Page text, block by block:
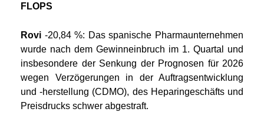
FLOPS
Rovi -20,84 %: Das spanische Pharmaunternehmen
wurde nach dem Gewinneinbruch im 1. Quartal und
insbesondere der Senkung der Prognosen für 2026
wegen Verzögerungen in der Auftragsentwicklung
und -herstellung (CDMO), des Heparingeschäfts und
Preisdrucks schwer abgestraft.